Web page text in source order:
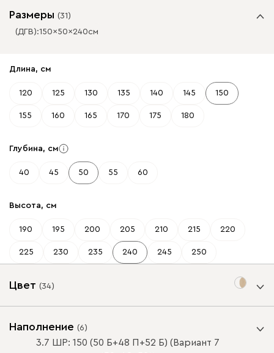
Размеры (31)
(ДГВ):150 ✕ 50 ✕ 240см
Длина, см
120 125 130 135 140 145 150
155 160 165 170 175 180
Глубина, см
40 45 50 55 60
Высота, см
190 195 200 205 210 215 220
225 230 235 240 245 250
Цвет (34)
Наполнение (6)
3.7 ШР: 150 (50 Б+48 П+52 Б) (Вариант 7